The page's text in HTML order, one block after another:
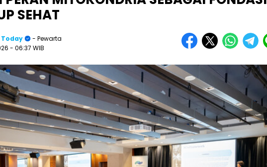
SEHAT
Today
- Pewarta
- 06:37 WIB